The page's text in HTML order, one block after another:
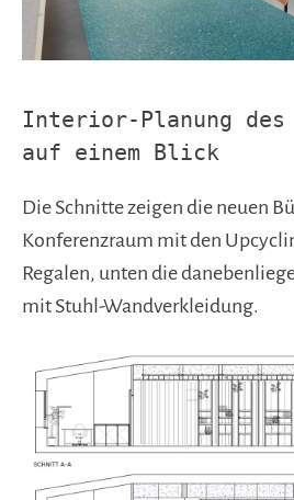
Interior-Planung des
auf einem Blick
Die Schnitte zeigen die neuen
Konferenzraum mit den
Regalen, unten die
mit Stuhl-Wandverkleidung.